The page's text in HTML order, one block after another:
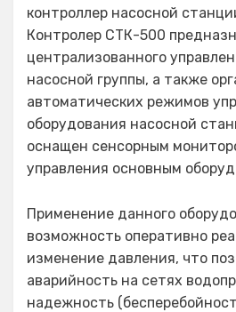
контроллер насосной
Контролер СТК-500
централизованного
насосной группы, а также
автоматических режимов
оборудования насосной
оснащен сенсорным
управления основным
Применение данного
возможность оперативно
изменение давления, что
аварийность на сетях
надежность